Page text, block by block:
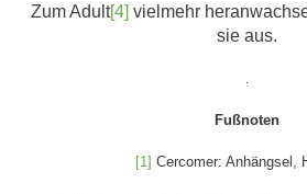
Zum Adult[4] vielmehr
sie aus.
Fußnoten
[1] Cercomer: Anhängsel,